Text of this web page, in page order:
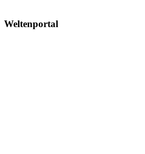
Weltenportal